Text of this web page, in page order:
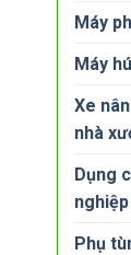
Máy
Máy
Xe
nhà
Dụng
nghiệp
Phụ